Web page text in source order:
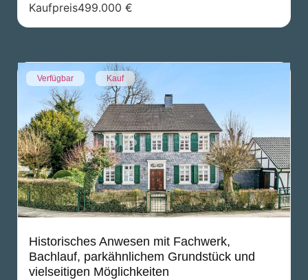
Kaufpreis499.000 €
Verfügbar Kauf
Historisches Anwesen mit Fachwerk,
Bachlauf, parkähnlichem Grundstück und
vielseitigen Möglichkeiten